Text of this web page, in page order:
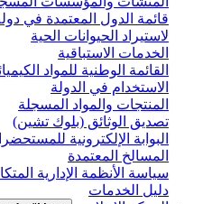
قائمة الدول المعتمدة في
لاستيراد الحيوانات الحية
الخدمات الاستباقية
القائمة الوطنية للمواد
الاستخدام في الدولة
المنتجات والمواد المسجلة
تصديق الوثائق (بلوك تشين)
البوابة الإلكترونية
المسالخ المعتمدة
سياسة الأنظمة الإدارية
دليل الخدمات